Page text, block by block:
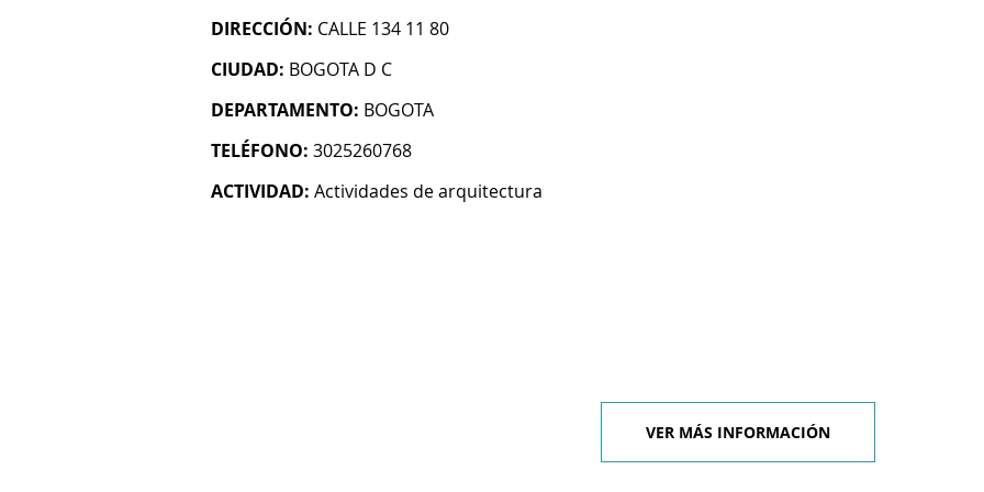
DIRECCIÓN: CALLE 134 11 80
CIUDAD: BOGOTA D C
DEPARTAMENTO: BOGOTA
TELÉFONO: 3025260768
ACTIVIDAD: Actividades de arquitectura
VER MÁS INFORMACIÓN